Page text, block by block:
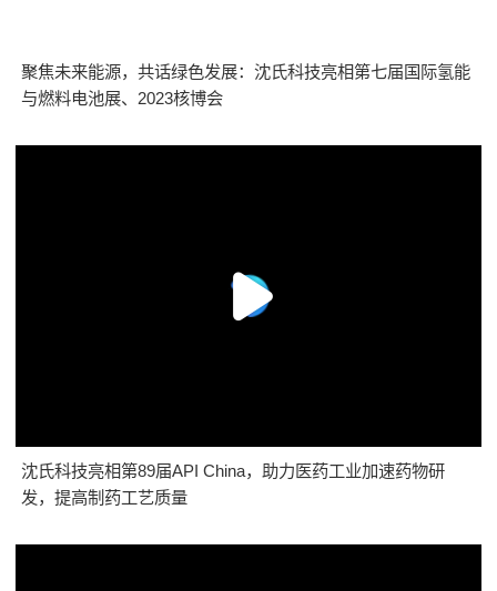
聚焦未来能源，共话绿色发展：沈氏科技亮相第七届国际氢能
与燃料电池展、2023核博会
沈氏科技亮相第89届API China，助力医药工业加速药物研
发，提高制药工艺质量